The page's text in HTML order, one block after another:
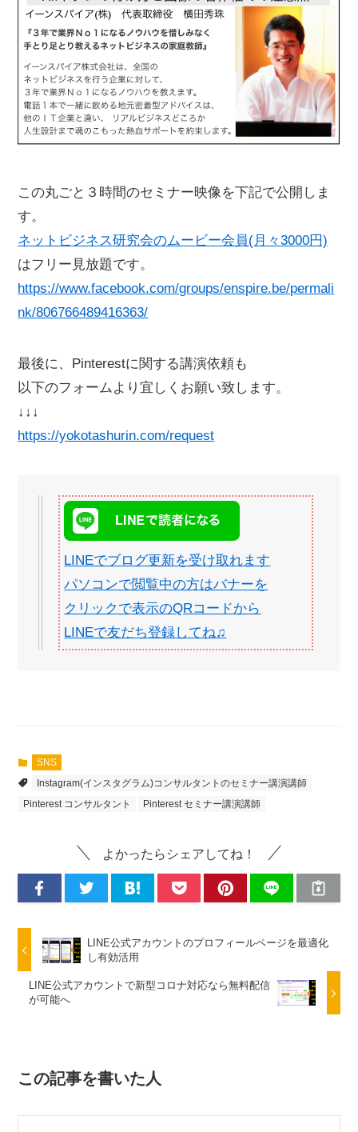
この丸ごと３時間のセミナー映像を下記で公開しま
す。
ネットビジネス研究会のムービー会員(月々3000円)
はフリー見放題です。
https://www.facebook.com/groups/enspire.be/permali
nk/806766489416363/
最後に、Pinterestに関する講演依頼も
以下のフォームより宜しくお願い致します。
↓↓↓
https://yokotashurin.com/request
LINEでブログ更新を受け取れます
パソコンで閲覧中の方はバナーを
クリックで表示のQRコードから
LINEで友だち登録してね♫
SNS
Instagram(インスタグラム)コンサルタントのセミナー講演講師
Pinterest コンサルタント
Pinterest セミナー講演講師
よかったらシェアしてね！
LINE公式アカウントのプロフィールページを最適化
し有効活用
LINE公式アカウントで新型コロナ対応なら無料配信
が可能へ
この記事を書いた人